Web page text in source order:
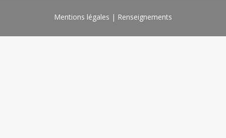
Mentions légales Renseignements